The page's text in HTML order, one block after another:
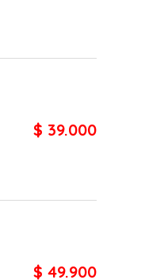
$ 39.000
$ 49.900